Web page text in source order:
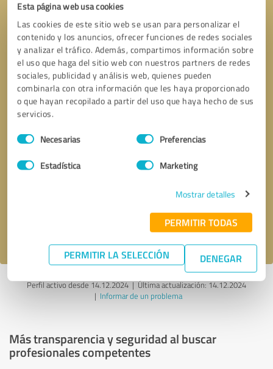
Esta página web usa cookies
Las cookies de este sitio web se usan para personalizar el
contenido y los anuncios, ofrecer funciones de redes sociales
y analizar el tráfico. Además, compartimos información sobre
el uso que haga del sitio web con nuestros partners de redes
sociales, publicidad y análisis web, quienes pueden
combinarla con otra información que les haya proporcionado
o que hayan recopilado a partir del uso que haya hecho de sus
servicios.
Selección
de
Necesarias Preferencias
Estadística Marketing
Mostrar detalles
PERMITIR TODAS
PERMITIR LA SELECCIÓN DENEGAR
Solicitar una llamada * campos obligatorios
Perfil activo desde 14.12.2024 |Última actualización: 14.12.2024
| Informar de un problema
Más transparencia y seguridad al buscar
profesionales competentes